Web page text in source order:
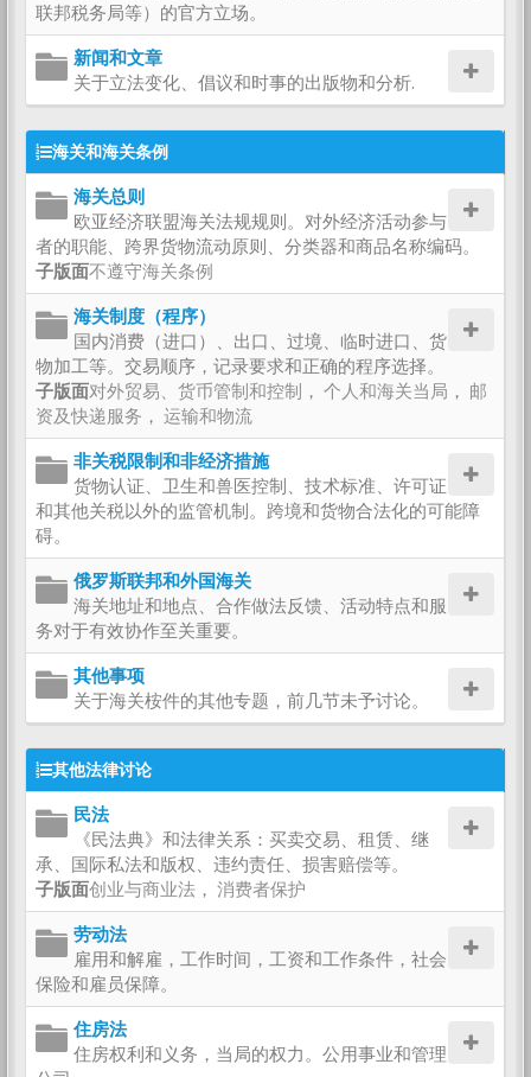
联邦税务局等）的官方立场。
新闻和文章
关于立法变化、倡议和时事的出版物和分析.
海关和海关条例
海关总则
欧亚经济联盟海关法规规则。对外经济活动参与
者的职能、跨界货物流动原则、分类器和商品名称编码。
子版面不遵守海关条例
海关制度（程序）
国内消费（进口）、出口、过境、临时进口、货
物加工等。交易顺序，记录要求和正确的程序选择。
子版面对外贸易、货币管制和控制 ， 个人和海关当局 ， 邮
资及快递服务 ， 运输和物流
非关税限制和非经济措施
货物认证、卫生和兽医控制、技术标准、许可证
和其他关税以外的监管机制。跨境和货物合法化的可能障
碍。
俄罗斯联邦和外国海关
海关地址和地点、合作做法反馈、活动特点和服
务对于有效协作至关重要。
其他事项
关于海关桉件的其他专题，前几节未予讨论。
其他法律讨论
民法
《民法典》和法律关系：买卖交易、租赁、继
承、国际私法和版权、违约责任、损害赔偿等。
子版面创业与商业法 ， 消费者保护
劳动法
雇用和解雇，工作时间，工资和工作条件，社会
保险和雇员保障。
住房法
住房权利和义务，当局的权力。公用事业和管理